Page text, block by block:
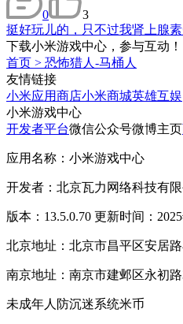
0
3
挺好玩儿的，只不过我肾上腺素
下载小米游戏中心，参与互动！
首页 > 恐怖猎人-马桶人
友情链接
小米应用商店小米商城英雄互娱
小米游戏中心
开发者平台微信公众号微博主页
应用名称：小米游戏中心
开发者：北京瓦力网络科技有
版本：13.5.0.70 更新时间：
北京地址：北京市昌平区安居
南京地址：南京市建邺区永初
未成年人防沉迷系统米币